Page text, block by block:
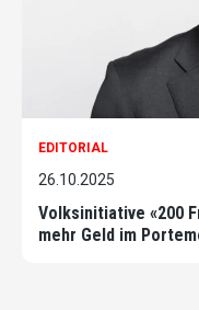
EDITORIAL
26.10.2025
Volksinitiative «200
mehr Geld im